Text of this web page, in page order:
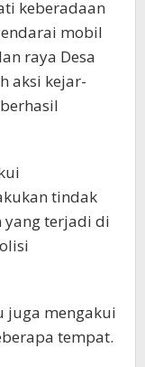
keberadaan
mobil
raya Desa
aksi kejar-
tindak
yang terjadi di
juga mengakui
tempat.